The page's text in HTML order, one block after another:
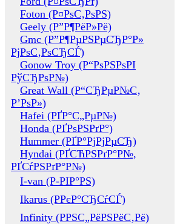
Foton (Р¤РѕС‚РѕРЅ)
Geely (Р”Р¶РёР»Рё)
Gmc (Р”Р¶РµРЅРµСЂР°Р»
РјРѕС‚РѕСЂСЃ)
Gonow Troy (Р“РѕРЅРѕРІ
РўСЂРѕР№)
Great Wall (Р“СЂРµР№С‚
Р’РѕР»)
Hafei (РҐР°С„РµР№)
Honda (РҐРѕРЅРґР°)
Hummer (РҐР°РјРјРµСЂ)
Hyndai (РҐСЋРЅРґР°Р№,
РҐСѓРЅРґР°Р№)
I-van (Р-РІР°РЅ)
Ikarus (РРєР°СЂСѓСЃ)
Infinity (РРЅС„РёРЅРёС‚Рё)